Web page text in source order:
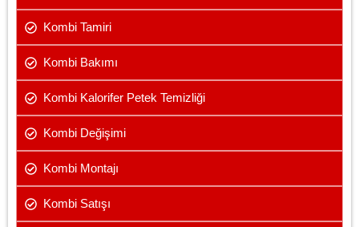
Kombi Tamiri
Kombi Bakımı
Kombi Kalorifer Petek Temizliği
Kombi Değişimi
Kombi Montajı
Kombi Satışı